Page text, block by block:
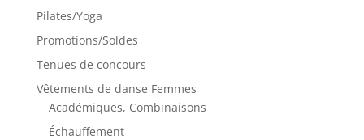
Pilates/Yoga
Promotions/Soldes
Tenues de concours
Vêtements de danse Femmes
Académiques, Combinaisons
Échauffement